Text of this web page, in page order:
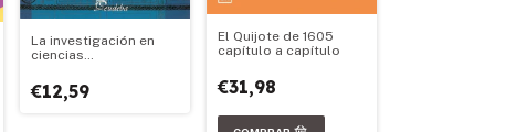
La investigación en
ciencias
€12,59
El Quijote de 1605
capítulo a capítulo
€31,98